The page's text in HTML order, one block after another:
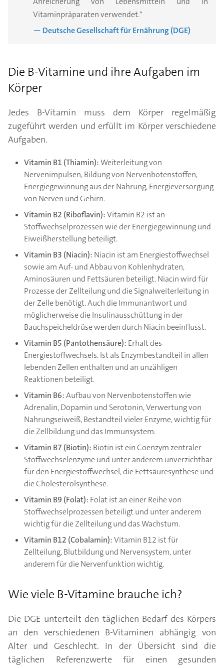
Vitaminpräparaten verwendet."
— Deutsche Gesellschaft für Ernährung (DGE)
Die B-Vitamine und ihre Aufgaben im
Körper
Jedes B-Vitamin muss dem Körper regelmäßig
zugeführt werden und erfüllt im Körper verschiedene
Aufgaben.
Vitamin B1 (Thiamin):Weiterleitung von
Nervenimpulsen, Bildung von Nervenbotenstoffen,
Energiegewinnung aus der Nahrung, Energieversorgung
von Nerven und Gehirn.
Vitamin B2 (Riboflavin):Vitamin B2 ist an
Stoffwechselprozessen wie der Energiegewinnung und
Eiweißherstellung beteiligt.
Vitamin B3 (Niacin): Niacin ist am Energiestoffwechsel
sowie am Auf- und Abbau von Kohlenhydraten,
Aminosäuren und Fettsäuren beteiligt. Niacin wird für
Prozesse der Zellteilung und die Signalweiterleitung in
der Zelle benötigt. Auch die Immunantwort und
möglicherweise die Insulinausschüttung in der
Bauchspeicheldrüse werden durch Niacin beeinflusst.
Vitamin B5 (Pantothensäure): Erhalt des
Energiestoffwechsels. Ist als Enzymbestandteil in allen
lebenden Zellen enthalten und an unzähligen
Reaktionen beteiligt.
Vitamin B6:Aufbau von Nervenbotenstoffen wie
Adrenalin, Dopamin und Serotonin, Verwertung von
Nahrungseiweiß, Bestandteil vieler Enzyme, wichtig für
die Zellbildung und das Immunsystem.
Vitamin B7 (Biotin): Biotin ist ein Coenzym zentraler
Stoffwechselenzyme und unter anderem unverzichtbar
für den Energiestoffwechsel, die Fettsäuresynthese und
die Cholesterolsynthese.
Vitamin B9 (Folat): Folat ist an einer Reihe von
Stoffwechselprozessen beteiligt und unter anderem
wichtig für die Zellteilung und das Wachstum.
Vitamin B12 (Cobalamin):Vitamin B12 ist für
Zellteilung, Blutbildung und Nervensystem, unter
anderem für die Nervenfunktion wichtig.
Wie viele B-Vitamine brauche ich?
Die DGE unterteilt den täglichen Bedarf des Körpers
an den verschiedenen B-Vitaminen abhängig von
Alter und Geschlecht. In der Übersicht sind die
täglichen Referenzwerte für einen gesunden